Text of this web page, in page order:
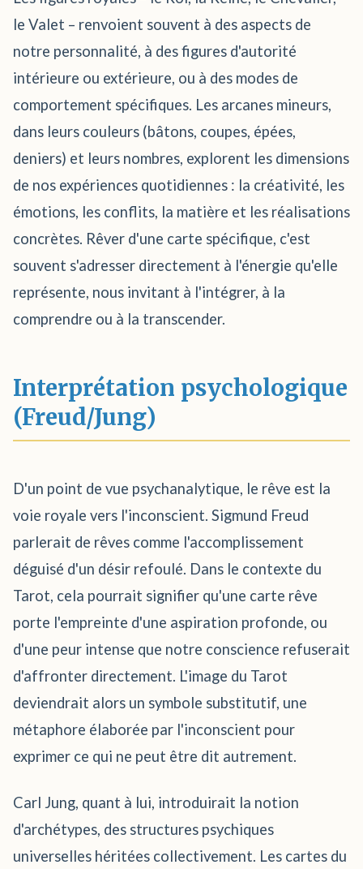
le Valet – renvoient souvent à des aspects de
notre personnalité, à des figures d'autorité
intérieure ou extérieure, ou à des modes de
comportement spécifiques. Les arcanes mineurs,
dans leurs couleurs (bâtons, coupes, épées,
deniers) et leurs nombres, explorent les dimensions
de nos expériences quotidiennes : la créativité, les
émotions, les conflits, la matière et les réalisations
concrètes. Rêver d'une carte spécifique, c'est
souvent s'adresser directement à l'énergie qu'elle
représente, nous invitant à l'intégrer, à la
comprendre ou à la transcender.
Interprétation psychologique
(Freud/Jung)
D'un point de vue psychanalytique, le rêve est la
voie royale vers l'inconscient. Sigmund Freud
parlerait de rêves comme l'accomplissement
déguisé d'un désir refoulé. Dans le contexte du
Tarot, cela pourrait signifier qu'une carte rêve
porte l'empreinte d'une aspiration profonde, ou
d'une peur intense que notre conscience refuserait
d'affronter directement. L'image du Tarot
deviendrait alors un symbole substitutif, une
métaphore élaborée par l'inconscient pour
exprimer ce qui ne peut être dit autrement.
Carl Jung, quant à lui, introduirait la notion
d'archétypes, des structures psychiques
universelles héritées collectivement. Les cartes du